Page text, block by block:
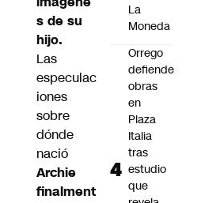
s de su
hijo.
Las
especulac
iones
sobre
dónde
nació
Archie
finalment
La
Moneda
Orrego
defiende
obras
en
Plaza
Italia
tras
estudio
que